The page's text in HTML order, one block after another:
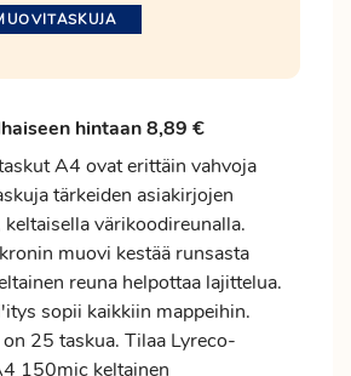
hintaan 8,89 €
A4 ovat erittäin vahvoja
tärkeiden asiakirjojen
värikoodireunalla.
muovi kestää runsasta
reuna helpottaa lajittelua.
sopii kaikkiin mappeihin.
25 taskua. Tilaa Lyreco-
150mic keltainen